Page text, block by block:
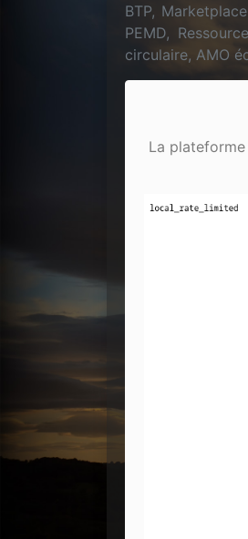
BTP,
PEMD,
circulaire, AMO
La